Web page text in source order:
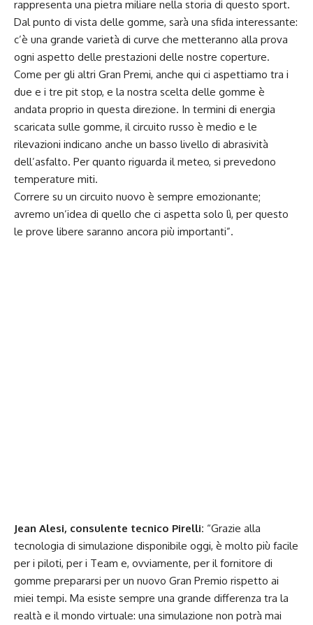
rappresenta una pietra miliare nella storia di questo sport.
Dal punto di vista delle gomme, sarà una sfida interessante:
c’è una grande varietà di curve che metteranno alla prova
ogni aspetto delle prestazioni delle nostre coperture.
Come per gli altri Gran Premi, anche qui ci aspettiamo tra i
due e i tre pit stop, e la nostra scelta delle gomme è
andata proprio in questa direzione. In termini di energia
scaricata sulle gomme, il circuito russo è medio e le
rilevazioni indicano anche un basso livello di abrasività
dell’asfalto. Per quanto riguarda il meteo, si prevedono
temperature miti.
Correre su un circuito nuovo è sempre emozionante;
avremo un’idea di quello che ci aspetta solo lì, per questo
le prove libere saranno ancora più importanti”.
Jean Alesi, consulente tecnico Pirelli: “Grazie alla
tecnologia di simulazione disponibile oggi, è molto più facile
per i piloti, per i Team e, ovviamente, per il fornitore di
gomme prepararsi per un nuovo Gran Premio rispetto ai
miei tempi. Ma esiste sempre una grande differenza tra la
realtà e il mondo virtuale: una simulazione non potrà mai